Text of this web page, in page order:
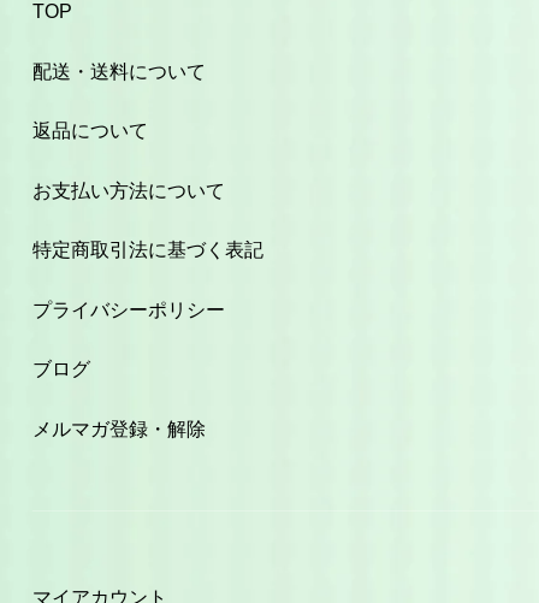
TOP
配送・送料について
返品について
お支払い方法について
特定商取引法に基づく表記
プライバシーポリシー
ブログ
メルマガ登録・解除
マイアカウント